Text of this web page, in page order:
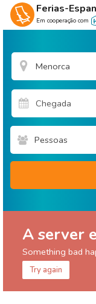
Ferias-
Em cooperação com
Pessoas
A server
Something bad
Try again